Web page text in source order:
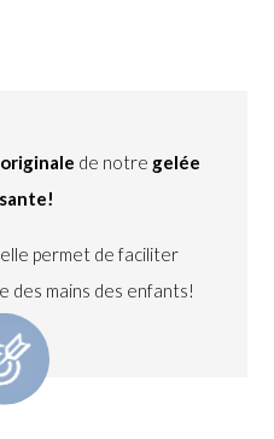
de notre gelée
permet de faciliter
des mains des enfants!